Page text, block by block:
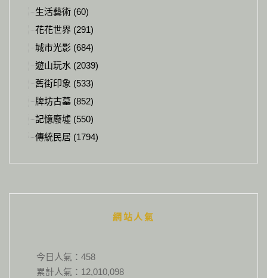
生活藝術 (60)
花花世界 (291)
城市光影 (684)
遊山玩水 (2039)
舊街印象 (533)
牌坊古墓 (852)
記憶廢墟 (550)
傳統民居 (1794)
網站人氣
今日人氣： 458
累計人氣： 12,010,098